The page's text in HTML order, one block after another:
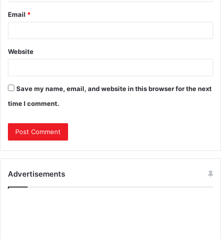
Email *
Website
Save my name, email, and website in this browser for the next
time I comment.
Advertisements